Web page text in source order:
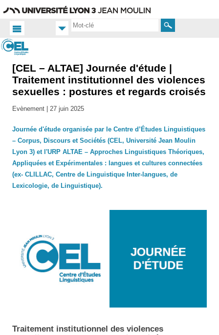
Rechercher
Accueil
FR
Actualités
les actus
[CEL – ALTAE] Journée d'étude |
Traitement institutionnel des violences
sexuelles : postures et regards croisés
Evènement | 27 juin 2025
Journée d'étude organisée par le Centre d’Études Linguistiques
– Corpus, Discours et Sociétés (CEL, Université Jean Moulin
Lyon 3) et l'URP ALTAE – Approches Linguistiques Théoriques,
Appliquées et Expérimentales : langues et cultures connectées
(ex- CLILLAC, Centre de Linguistique Inter-langues, de
Lexicologie, de Linguistique).
CEL
Traitement institutionnel des violences